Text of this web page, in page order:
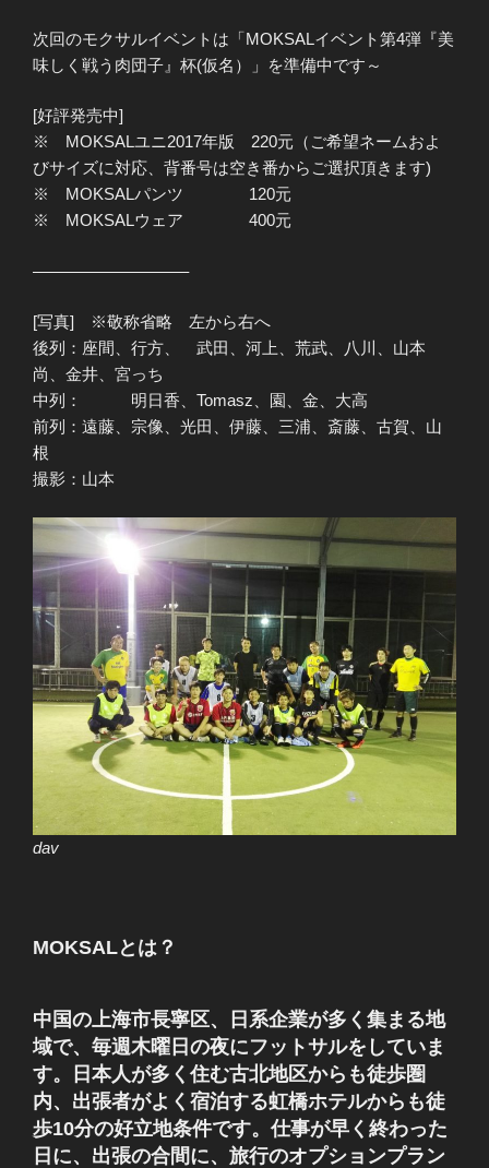
次回のモクサルイベントは「MOKSALイベント第4弾『美
味しく戦う肉団子』杯(仮名）」を準備中です～
[好評発売中]
※ MOKSALユニ2017年版 220元（ご希望ネームおよ
びサイズに対応、背番号は空き番からご選択頂きます)
※ MOKSALパンツ 120元
※ MOKSALウェア 400元
—————————–
[写真] ※敬称省略 左から右へ
後列：座間、行方、 武田、河上、荒武、八川、山本
尚、金井、宮っち
中列： 明日香、Tomasz、園、金、大高
前列：遠藤、宗像、光田、伊藤、三浦、斎藤、古賀、山
根
撮影：山本
dav
MOKSALとは？
中国の上海市長寧区、日系企業が多く集まる地
域で、毎週木曜日の夜にフットサルをしていま
す。日本人が多く住む古北地区からも徒歩圏
内、出張者がよく宿泊する虹橋ホテルからも徒
歩10分の好立地条件です。仕事が早く終わった
日に、出張の合間に、旅行のオプションプラン